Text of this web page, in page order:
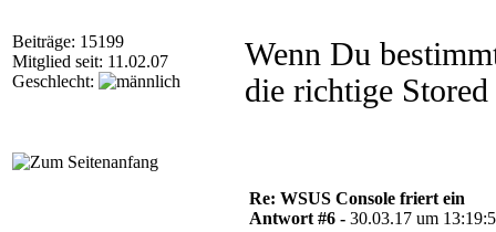
Beiträge: 15199
Mitglied seit: 11.02.07
Geschlecht:
Wenn Du
die richtige
Re: WSUS Console friert ein
Antwort #6 - 30.03.17 um